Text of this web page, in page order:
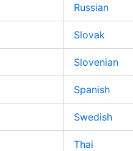
Russian
Slovak
Slovenian
Spanish
Swedish
Thai